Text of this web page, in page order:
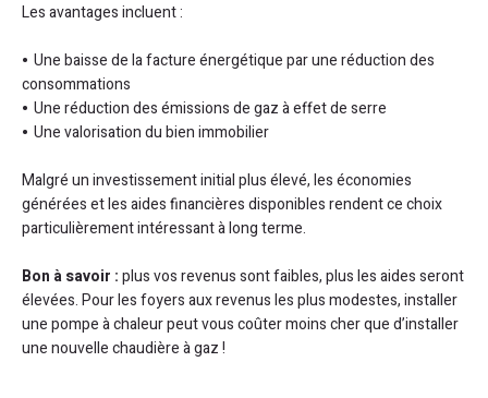
Les avantages incluent :
Une baisse de la facture énergétique par une réduction des
consommations
Une réduction des émissions de gaz à effet de serre
Une valorisation du bien immobilier
Malgré un investissement initial plus élevé, les économies
générées et les aides financières disponibles rendent ce choix
particulièrement intéressant à long terme.
Bon à savoir :plus vos revenus sont faibles, plus les aides seront
élevées. Pour les foyers aux revenus les plus modestes, installer
une pompe à chaleur peut vous coûter moins cher que d’installer
une nouvelle chaudière à gaz !